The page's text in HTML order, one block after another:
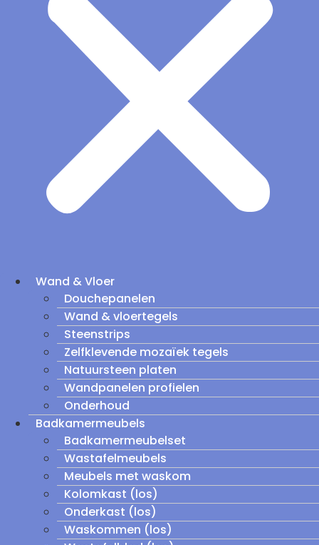
Wand & Vloer
Douchepanelen
Wand & vloertegels
Steenstrips
Zelfklevende mozaïek tegels
Natuursteen platen
Wandpanelen profielen
Onderhoud
Badkamermeubels
Badkamermeubelset
Wastafelmeubels
Meubels met waskom
Kolomkast (los)
Onderkast (los)
Waskommen (los)